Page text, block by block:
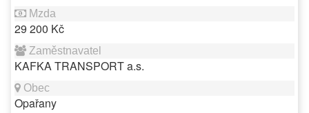
29 200 Kč
KAFKA TRANSPORT a.s.
Opařany